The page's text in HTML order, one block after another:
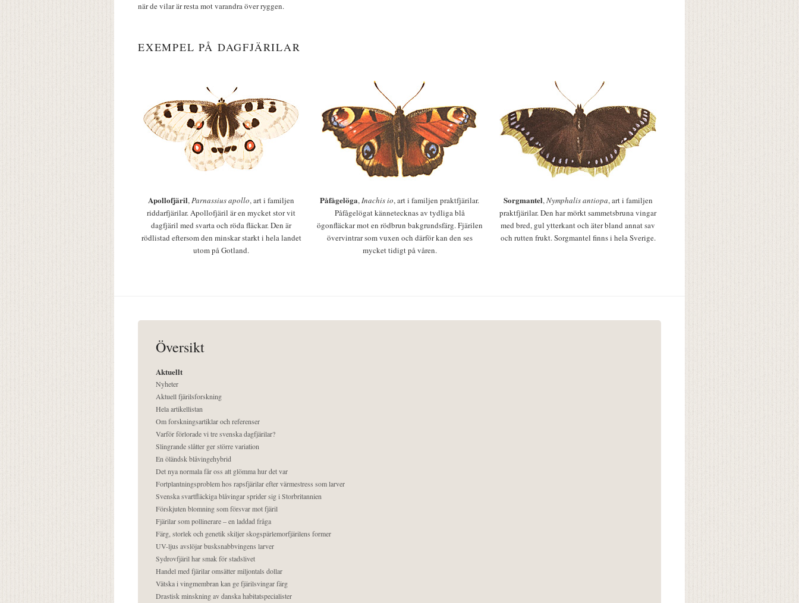
när de vilar är resta mot varandra över ryggen.
EXEMPEL PÅ DAGFJÄRILAR
Apollofjäril,Parnassius apollo, art i familjen
riddarfjärilar. Apollofjäril är en mycket stor vit
dagfjäril med svarta och röda fläckar. Den är
rödlistad eftersom den minskar starkt i hela landet
utom på Gotland.
Påfågelöga,Inachis io, art i familjen praktfjärilar.
Påfågelögat kännetecknas av tydliga blå
ögonfläckar mot en rödbrun bakgrundsfärg. Fjärilen
övervintrar som vuxen och därför kan den ses
mycket tidigt på våren.
Sorgmantel,Nymphalis antiopa, art i familjen
praktfjärilar. Den har mörkt sammetsbruna vingar
med bred, gul ytterkant och äter bland annat sav
och rutten frukt. Sorgmantel finns i hela Sverige.
Översikt
Aktuellt
Nyheter
Aktuell fjärilsforskning
Hela artikellistan
Om forskningsartiklar och referenser
Varför förlorade vi tre svenska dagfjärilar?
Slingrande slåtter ger större variation
En öländsk blåvingehybrid
Det nya normala får oss att glömma hur det var
Fortplantningsproblem hos rapsfjärilar efter värmestress som larver
Svenska svartfläckiga blåvingar sprider sig i Storbritannien
Förskjuten blomning som försvar mot fjäril
Fjärilar som pollinerare – en laddad fråga
Färg, storlek och genetik skiljer skogspärlemorfjärilens former
UV-ljus avslöjar busksnabbvingens larver
Sydrovfjäril har smak för stadslivet
Handel med fjärilar omsätter miljontals dollar
Vätska i vingmembran kan ge fjärilsvingar färg
Drastisk minskning av danska habitatspecialister